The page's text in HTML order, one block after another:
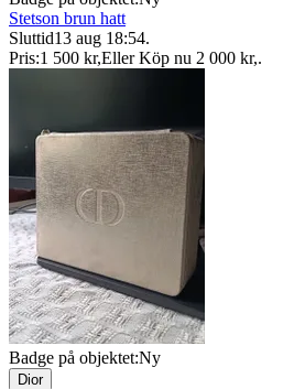
Stetson brun hatt
Sluttid13 aug 18:54.
Pris:1 500 kr,Eller Köp nu 2 000 kr,.
Badge på objektet:Ny
Dior